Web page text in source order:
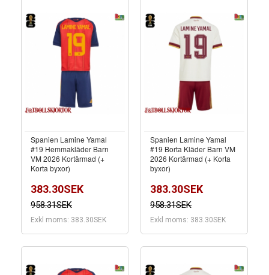
Spanien Lamine Yamal
#19 Hemmakläder Barn
VM 2026 Kortärmad (+
Korta byxor)
383.30SEK
958.31SEK
Exkl moms: 383.30SEK
Spanien Lamine Yamal
#19 Borta Kläder Barn VM
2026 Kortärmad (+ Korta
byxor)
383.30SEK
958.31SEK
Exkl moms: 383.30SEK